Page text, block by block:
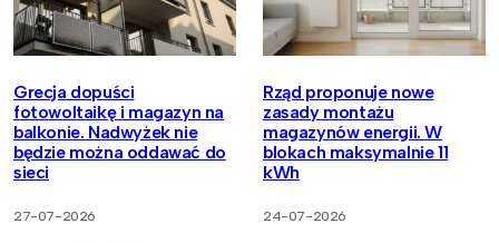
Grecja dopuści
fotowoltaikę i magazyn na
balkonie. Nadwyżek nie
będzie można oddawać do
sieci
27-07-2026
Rząd proponuje nowe
zasady montażu
magazynów energii. W
blokach maksymalnie 11
kWh
24-07-2026